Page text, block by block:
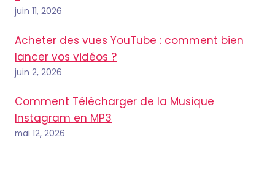
juin 11, 2026
Acheter des vues YouTube : comment bien
lancer vos vidéos ?
juin 2, 2026
Comment Télécharger de la Musique
Instagram en MP3
mai 12, 2026